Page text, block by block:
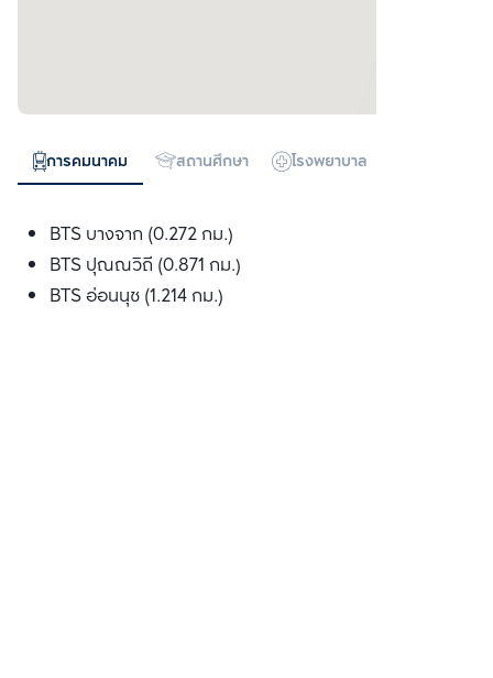
การคมนาคม สถานศึกษา โรงพยาบาล
BTS บางจาก (0.272 กม.)
BTS ปุณณวิถี (0.871 กม.)
BTS อ่อนนุช (1.214 กม.)